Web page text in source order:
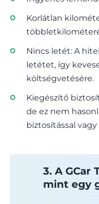
Korlátlan
Nincs letét: A
letétet, így
költségvetésére.
Kiegészítő
de ez nem
biztosítással
3. A GCar
mint egy